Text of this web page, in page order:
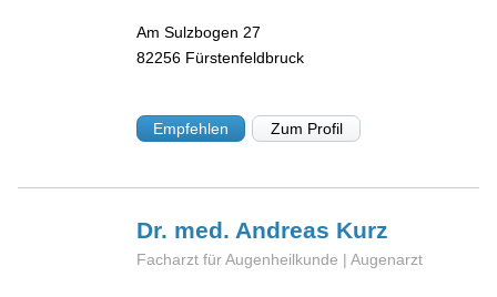
Am Sulzbogen 27
82256 Fürstenfeldbruck
Empfehlen Zum Profil
Dr. med. Andreas Kurz
Facharzt für Augenheilkunde | Augenarzt